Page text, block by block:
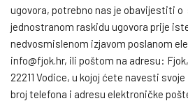
ugovora, potrebno nas je obavijestiti o
jednostranom raskidu ugovora prije
nedvosmislenom izjavom poslanom
info@fjok.hr, ili poštom na adresu:
22211 Vodice, u kojoj ćete navesti
broj telefona i adresu elektroničke